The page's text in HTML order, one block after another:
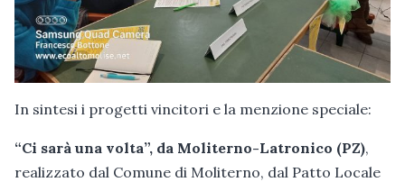
In sintesi i progetti vincitori e la menzione speciale:
“Ci sarà una volta”, da Moliterno-Latronico (PZ),
realizzato dal Comune di Moliterno, dal Patto Locale